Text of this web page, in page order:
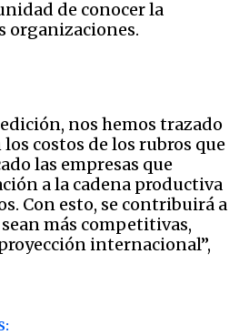
de conocer la
organizaciones.
nos hemos trazado
costos de los rubros que
las empresas que
a la cadena productiva
Con esto, se contribuirá a
más competitivas,
internacional”,